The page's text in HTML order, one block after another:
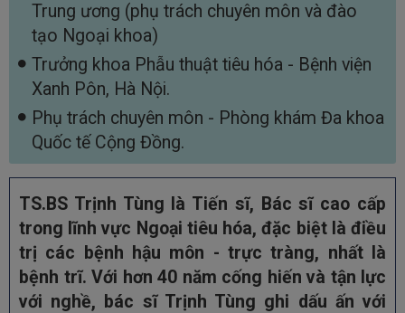
Trung ương (phụ trách chuyên môn và đào
tạo Ngoại khoa)
Trưởng khoa Phẫu thuật tiêu hóa - Bệnh viện
Xanh Pôn, Hà Nội.
Phụ trách chuyên môn - Phòng khám Đa khoa
Quốc tế Cộng Đồng.
TS.BS Trịnh Tùng là Tiến sĩ, Bác sĩ cao cấp
trong lĩnh vực Ngoại tiêu hóa, đặc biệt là điều
trị các bệnh hậu môn - trực tràng, nhất là
bệnh trĩ. Với hơn 40 năm cống hiến và tận lực
với nghề, bác sĩ Trịnh Tùng ghi dấu ấn với